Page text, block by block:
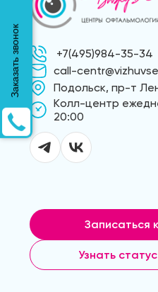
+7(495)984-35-34
call-
Подольск, пр-т
Kолл-центр
20:00
Записаться
Узнать
Заказать звонок